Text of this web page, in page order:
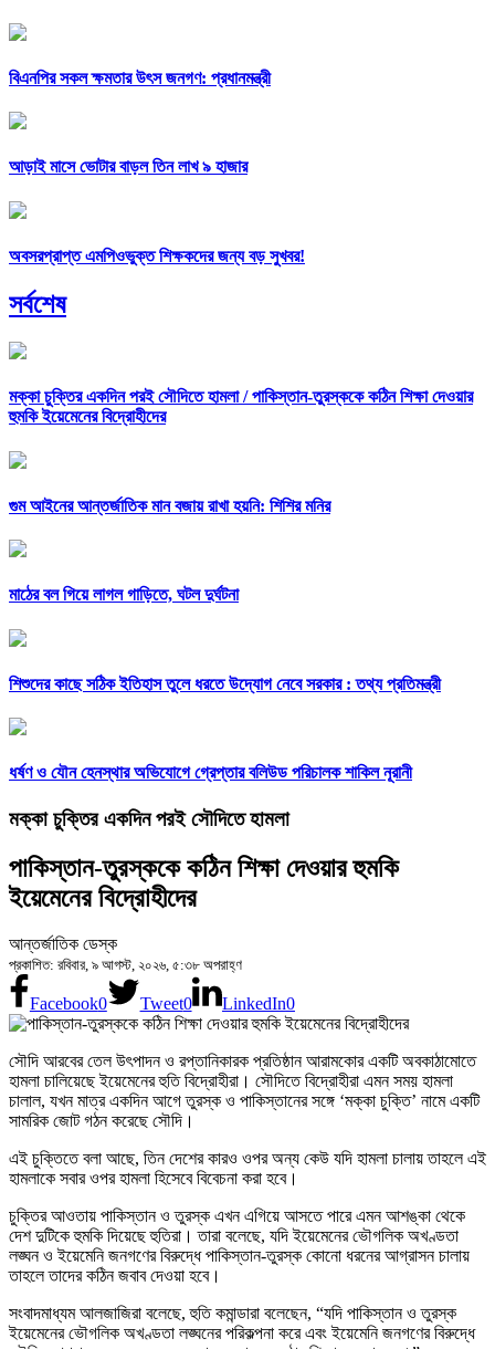
বিএনপির সকল ক্ষমতার উৎস জনগণ: প্রধানমন্ত্রী
আড়াই মাসে ভোটার বাড়ল তিন লাখ ৯ হাজার
অবসরপ্রাপ্ত এমপিওভুক্ত শিক্ষকদের জন্য বড় সুখবর!
সর্বশেষ
মক্কা চুক্তির একদিন পরই সৌদিতে হামলা /পাকিস্তান-তুরস্ককে কঠিন শিক্ষা দেওয়ার
হুমকি ইয়েমেনের বিদ্রোহীদের
গুম আইনের আন্তর্জাতিক মান বজায় রাখা হয়নি: শিশির মনির
মাঠের বল গিয়ে লাগল গাড়িতে, ঘটল দুর্ঘটনা
শিশুদের কাছে সঠিক ইতিহাস তুলে ধরতে উদ্যোগ নেবে সরকার : তথ্য প্রতিমন্ত্রী
ধর্ষণ ও যৌন হেনস্থার অভিযোগে গ্রেপ্তার বলিউড পরিচালক শাকিল নূরানী
মক্কা চুক্তির একদিন পরই সৌদিতে হামলা
পাকিস্তান-তুরস্ককে কঠিন শিক্ষা দেওয়ার হুমকি
ইয়েমেনের বিদ্রোহীদের
আন্তর্জাতিক ডেস্ক
প্রকাশিত: রবিবার, ৯ আগস্ট, ২০২৬, ৫:৩৮ অপরাহ্ণ
Facebook0 Tweet0 LinkedIn0
সৌদি আরবের তেল উৎপাদন ও রপ্তানিকারক প্রতিষ্ঠান আরামকোর একটি অবকাঠামোতে
হামলা চালিয়েছে ইয়েমেনের হুতি বিদ্রোহীরা। সৌদিতে বিদ্রোহীরা এমন সময় হামলা
চালাল, যখন মাত্র একদিন আগে তুরস্ক ও পাকিস্তানের সঙ্গে ‘মক্কা চুক্তি’ নামে একটি
সামরিক জোট গঠন করেছে সৌদি।
এই চুক্তিতে বলা আছে, তিন দেশের কারও ওপর অন্য কেউ যদি হামলা চালায় তাহলে এই
হামলাকে সবার ওপর হামলা হিসেবে বিবেচনা করা হবে।
চুক্তির আওতায় পাকিস্তান ও তুরস্ক এখন এগিয়ে আসতে পারে এমন আশঙ্কা থেকে
দেশ দুটিকে হুমকি দিয়েছে হুতিরা। তারা বলেছে, যদি ইয়েমেনের ভৌগলিক অখণ্ডতা
লঙ্ঘন ও ইয়েমেনি জনগণের বিরুদ্ধে পাকিস্তান-তুরস্ক কোনো ধরনের আগ্রাসন চালায়
তাহলে তাদের কঠিন জবাব দেওয়া হবে।
সংবাদমাধ্যম আলজাজিরা বলেছে, হুতি কমান্ডারা বলেছেন, “যদি পাকিস্তান ও তুরস্ক
ইয়েমেনের ভৌগলিক অখণ্ডতা লঙ্ঘনের পরিকল্পনা করে এবং ইয়েমেনি জনগণের বিরুদ্ধে